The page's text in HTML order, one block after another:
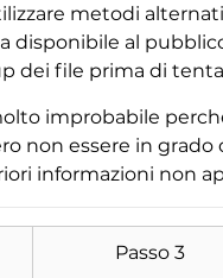
metodi
disponibile al
dei file prima di
improbabile
non essere in
informazioni non
Passo 3
Scarica
malware